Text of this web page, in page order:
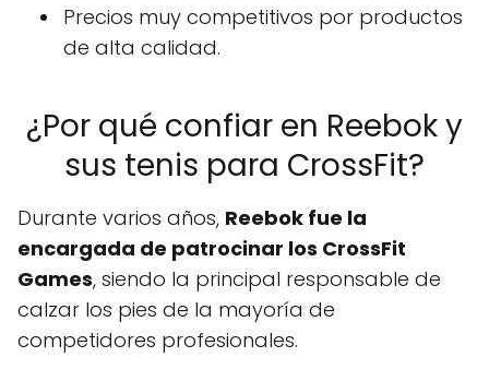
Precios muy competitivos por productos
de alta calidad.
¿Por qué confiar en Reebok y
sus tenis para CrossFit?
Durante varios años, Reebok fue la
encargada de patrocinar los CrossFit
Games, siendo la principal responsable de
calzar los pies de la mayoría de
competidores profesionales.